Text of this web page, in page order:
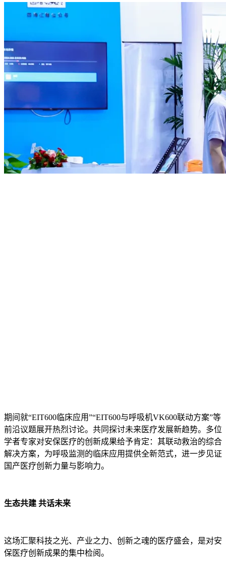
期间就“EIT600临床应用”“EIT600与呼吸机VK600联动方案”等
前沿议题展开热烈讨论。共同探讨未来医疗发展新趋势。多位
学者专家对安保医疗的创新成果给予肯定：其联动救治的综合
解决方案，为呼吸监测的临床应用提供全新范式，进一步见证
国产医疗创新力量与影响力。
生态共建 共话未来
这场汇聚科技之光、产业之力、创新之魂的医疗盛会，是对安
保医疗创新成果的集中检阅。